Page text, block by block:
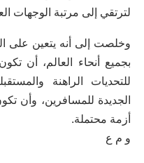
لترتقي إلى مرتبة الوجهات
وخلصت إلى أنه يتعين على
بجميع أنحاء العالم، أن
للتحديات الراهنة
الجديدة للمسافرين، وأن
أزمة محتملة.
و م ع